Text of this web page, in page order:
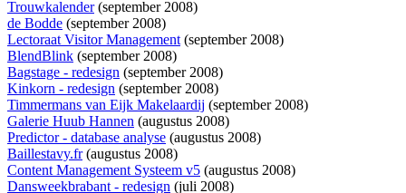
Trouwkalender(september 2008)
de Bodde (september 2008)
Lectoraat Visitor Management(september 2008)
BlendBlink (september 2008)
Bagstage - redesign (september 2008)
Kinkorn - redesign (september 2008)
Timmermans van Eijk Makelaardij (september 2008)
Galerie Huub Hannen (augustus 2008)
Predictor - database analyse (augustus 2008)
Baillestavy.fr(augustus 2008)
Content Management Systeem v5 (augustus 2008)
Dansweekbrabant - redesign (juli 2008)